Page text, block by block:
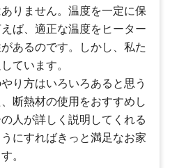
りません。温度を一定に保
ば、適正な温度をヒーター
あるのです。しかし、私た
ています。
り方はいろいろあると思う
断熱材の使用をおすすめし
人が詳しく説明してくれる
にすればきっと満足なお家
。